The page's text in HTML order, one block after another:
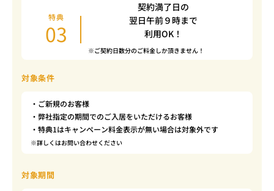
特典
03
契約満了日の
翌日午前９時まで
利用OK！
※ご契約日数分のご料金しか頂きません！
対象条件
・ご新規のお客様
・弊社指定の期間でのご入居をいただけるお客様
・特典1はキャンペーン料金表示が無い場合は対象外です
※詳しくはお問い合わせください
対象期間